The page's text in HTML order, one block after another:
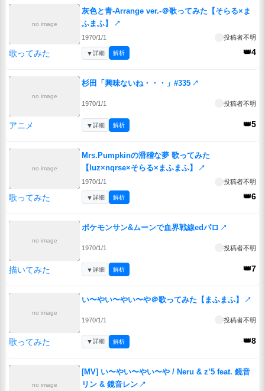
no image
灰色と青-Arrange ver.-＠歌ってみた【そらる×ま
ふまふ】
↗
1970/1/1 投稿者不明
歌ってみた 👑4
▼詳細 解析
no image
杉田「興味ないね・・・」#335 ↗
1970/1/1 投稿者不明
アニメ 👑5
▼詳細 解析
no image
Mrs.Pumpkinの滑稽な夢 歌ってみた
【luz×nqrse×そらる×まふまふ】
↗
1970/1/1 投稿者不明
歌ってみた 👑6
▼詳細 解析
no image
ポケモンサン&ムーンで血界戦線edパロ ↗
1970/1/1 投稿者不明
描いてみた 👑7
▼詳細 解析
no image
い〜やい〜やい〜や＠歌ってみた【まふまふ】 ↗
1970/1/1 投稿者不明
歌ってみた 👑8
▼詳細 解析
no image
[MV] い〜やい〜やい〜や / Neru & z’5 feat. 鏡音
リン & 鏡音レン ↗